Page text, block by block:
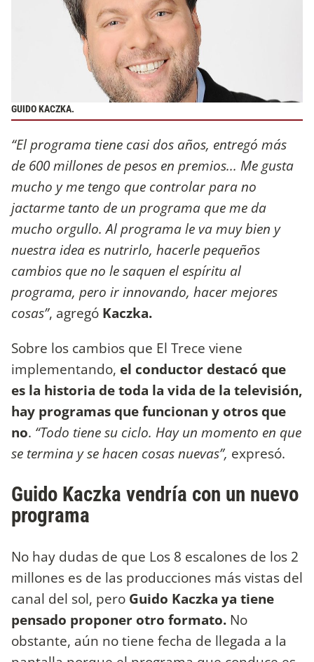
GUIDO KACZKA.
“El programa tiene casi dos años, entregó más
de 600 millones de pesos en premios... Me gusta
mucho y me tengo que controlar para no
jactarme tanto de un programa que me da
mucho orgullo. Al programa le va muy bien y
nuestra idea es nutrirlo, hacerle pequeños
cambios que no le saquen el espíritu al
programa, pero ir innovando, hacer mejores
cosas”, agregó Kaczka.
Sobre los cambios que El Trece viene
implementando, el conductor destacó que
es la historia de toda la vida de la televisión,
hay programas que funcionan y otros que
no. “Todo tiene su ciclo. Hay un momento en que
se termina y se hacen cosas nuevas”, expresó.
Guido Kaczka vendría con un nuevo
programa
No hay dudas de que Los 8 escalones de los 2
millones es de las producciones más vistas del
canal del sol, pero Guido Kaczka ya tiene
pensado proponer otro formato. No
obstante, aún no tiene fecha de llegada a la